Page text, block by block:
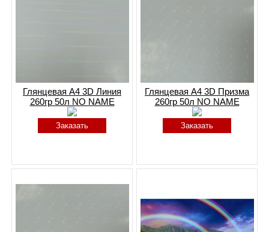
Глянцевая A4 3D Линия
260гр 50л NO NAME
Заказать
Глянцевая A4 3D Призма
260гр 50л NO NAME
Заказать